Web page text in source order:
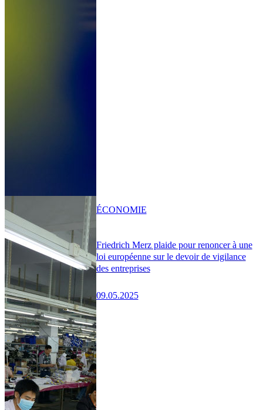
Friedrich Merz plaide pour renoncer à une
loi européenne sur le devoir de vigilance
des entreprises
09.05.2025
ÉCONOMIE